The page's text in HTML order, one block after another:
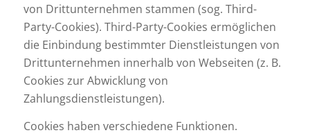
von Drittunternehmen stammen (sog. Third-
Party-Cookies). Third-Party-Cookies ermöglichen
die Einbindung bestimmter Dienstleistungen von
Drittunternehmen innerhalb von Webseiten (z. B.
Cookies zur Abwicklung von
Zahlungsdienstleistungen).
Cookies haben verschiedene Funktionen.